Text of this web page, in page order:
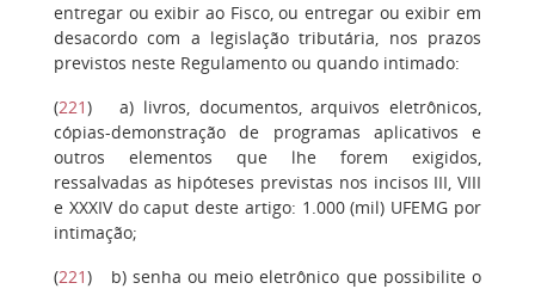
entregar ou exibir ao Fisco, ou entregar ou exibir em
desacordo com a legislação tributária, nos prazos
previstos neste Regulamento ou quando intimado:
(221)a) livros, documentos, arquivos eletrônicos,
cópias-demonstração de programas aplicativos e
outros elementos que lhe forem exigidos,
ressalvadas as hipóteses previstas nos incisos III, VIII
e XXXIV do caput deste artigo: 1.000 (mil) UFEMG por
intimação;
(221) b) senha ou meio eletrônico que possibilite o